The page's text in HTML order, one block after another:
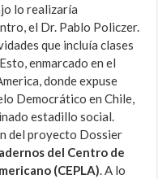
lo realizaría
el Dr. Pablo Policzer.
que incluía clases
enmarcado en el
donde expuse
Democrático en Chile,
estadillo social.
del proyecto Dossier
del Centro de
(CEPLA). A lo